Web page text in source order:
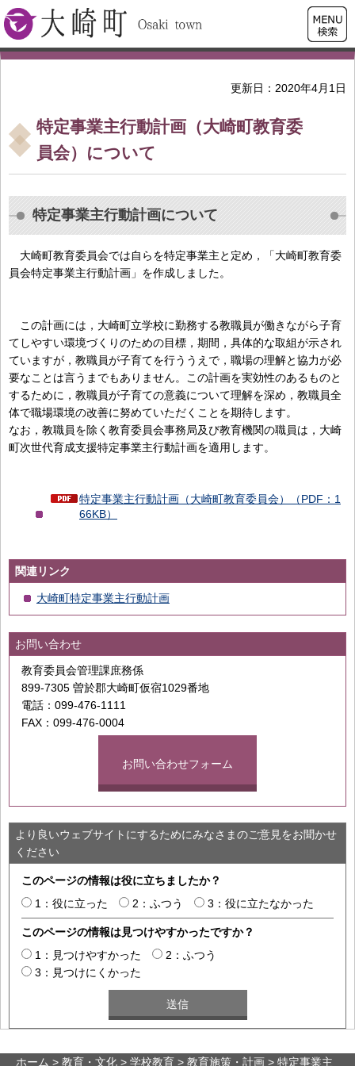
大崎町
検索・
共通メ
ニュー
更新日：2020年4月1日
特定事業主行動計画（大崎町教育委
員会）について
特定事業主行動計画について
大崎町教育委員会では自らを特定事業主と定め，「大崎町教育委
員会特定事業主行動計画」を作成しました。
この計画には，大崎町立学校に勤務する教職員が働きながら子育
てしやすい環境づくりのための目標，期間，具体的な取組が示され
ていますが，教職員が子育てを行ううえで，職場の理解と協力が必
要なことは言うまでもありません。この計画を実効性のあるものと
するために，教職員が子育ての意義について理解を深め，教職員全
体で職場環境の改善に努めていただくことを期待します。
なお，教職員を除く教育委員会事務局及び教育機関の職員は，大崎
町次世代育成支援特定事業主行動計画を適用します。
特定事業主行動計画（大崎町教育委員会）（PDF：1
66KB）
関連リンク
大崎町特定事業主行動計画
お問い合わせ
教育委員会管理課庶務係
899-7305 曽於郡大崎町仮宿1029番地
電話：099-476-1111
FAX：099-476-0004
お問い合わせフォーム
より良いウェブサイトにするためにみなさまのご意見をお聞かせ
ください
このページの情報は役に立ちましたか？
1：役に立った
2：ふつう 3：役に立たなかった
このページの情報は見つけやすかったですか？
1：見つけやすかった
2：ふつう
3：見つけにくかった
ホーム > 教育・文化 > 学校教育 > 教育施策・計画 > 特定事業主